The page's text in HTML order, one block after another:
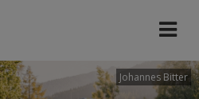
Johannes Bitter